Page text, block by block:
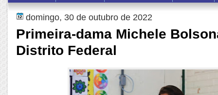
domingo, 30 de outubro de 2022
Primeira-dama Michele
Distrito Federal